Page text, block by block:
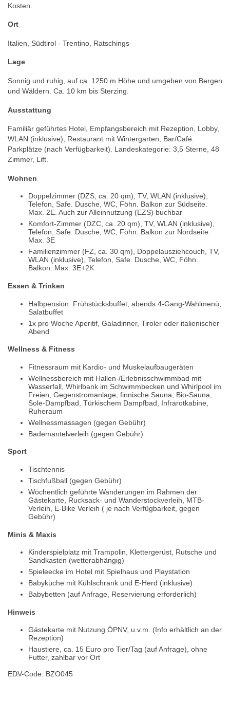
Kosten.
Ort
Italien, Südtirol - Trentino, Ratschings
Lage
Sonnig und ruhig, auf ca. 1250 m Höhe und umgeben von Bergen
und Wäldern. Ca. 10 km bis Sterzing.
Ausstattung
Familiär geführtes Hotel, Empfangsbereich mit Rezeption, Lobby,
WLAN (inklusive), Restaurant mit Wintergarten, Bar/Café.
Parkplätze (nach Verfügbarkeit). Landeskategorie: 3,5 Sterne, 48
Zimmer, Lift.
Wohnen
Doppelzimmer (DZS, ca. 20 qm), TV, WLAN (inklusive),
Telefon, Safe. Dusche, WC, Föhn. Balkon zur Südseite.
Max. 2E. Auch zur Alleinnutzung (EZS) buchbar
Komfort-Zimmer (DZC, ca. 20 qm), TV, WLAN (inklusive),
Telefon, Safe. Dusche, WC, Föhn. Balkon zur Nordseite.
Max. 3E
Familienzimmer (FZ, ca. 30 qm), Doppelausziehcouch, TV,
WLAN (inklusive), Telefon, Safe. Dusche, WC, Föhn.
Balkon. Max. 3E+2K
Essen & Trinken
Halbpension: Frühstücksbuffet, abends 4-Gang-Wahlmenü,
Salatbuffet
1x pro Woche Aperitif, Galadinner, Tiroler oder italienischer
Abend
Wellness & Fitness
Fitnessraum mit Kardio- und Muskelaufbaugeräten
Wellnessbereich mit Hallen-/Erlebnisschwimmbad mit
Wasserfall, Whirlbank im Schwimmbecken und Whirlpool im
Freien, Gegenstromanlage, finnische Sauna, Bio-Sauna,
Sole-Dampfbad, Türkischem Dampfbad, Infrarotkabine,
Ruheraum
Wellnessmassagen (gegen Gebühr)
Bademantelverleih (gegen Gebühr)
Sport
Tischtennis
Tischfußball (gegen Gebühr)
Wöchentlich geführte Wanderungen im Rahmen der
Gästekarte, Rucksack- und Wanderstockverleih, MTB-
Verleih, E-Bike Verleih ( je nach Verfügbarkeit, gegen
Gebühr)
Minis & Maxis
Kinderspielplatz mit Trampolin, Klettergerüst, Rutsche und
Sandkasten (wetterabhängig)
Spieleecke im Hotel mit Spielhaus und Playstation
Babyküche mit Kühlschrank und E-Herd (inklusive)
Babybetten (auf Anfrage, Reservierung erforderlich)
Hinweis
Gästekarte mit Nutzung ÖPNV, u.v.m. (Info erhältlich an der
Rezeption)
Haustiere, ca. 15 Euro pro Tier/Tag (auf Anfrage), ohne
Futter, zahlbar vor Ort
EDV-Code: BZO045